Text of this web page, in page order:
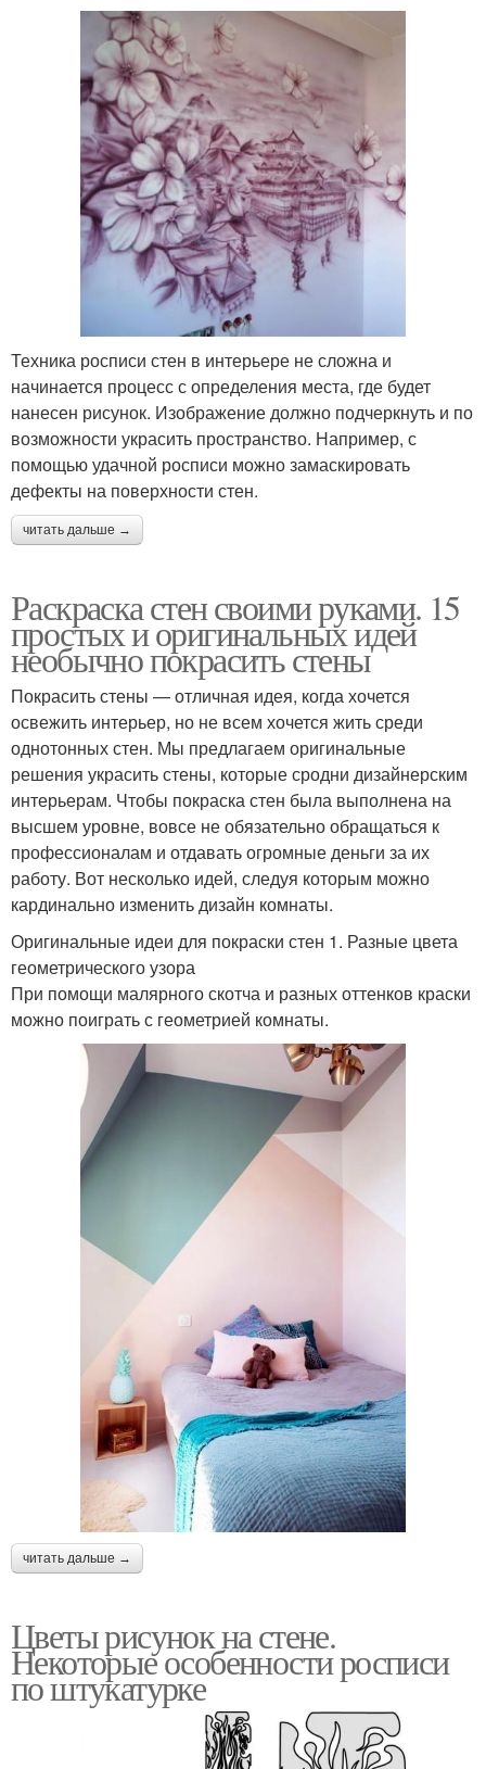
Техника росписи стен в интерьере не сложна и
начинается процесс с определения места, где будет
нанесен рисунок. Изображение должно подчеркнуть и по
возможности украсить пространство. Например, с
помощью удачной росписи можно замаскировать
дефекты на поверхности стен.
читать дальше →
Раскраска стен своими руками. 15
простых и оригинальных идей
необычно покрасить стены
Покрасить стены — отличная идея, когда хочется
освежить интерьер, но не всем хочется жить среди
однотонных стен. Мы предлагаем оригинальные
решения украсить стены, которые сродни дизайнерским
интерьерам. Чтобы покраска стен была выполнена на
высшем уровне, вовсе не обязательно обращаться к
профессионалам и отдавать огромные деньги за их
работу. Вот несколько идей, следуя которым можно
кардинально изменить дизайн комнаты.
Оригинальные идеи для покраски стен 1. Разные цвета
геометрического узора
При помощи малярного скотча и разных оттенков краски
можно поиграть с геометрией комнаты.
читать дальше →
Цветы рисунок на стене.
Некоторые особенности росписи
по штукатурке